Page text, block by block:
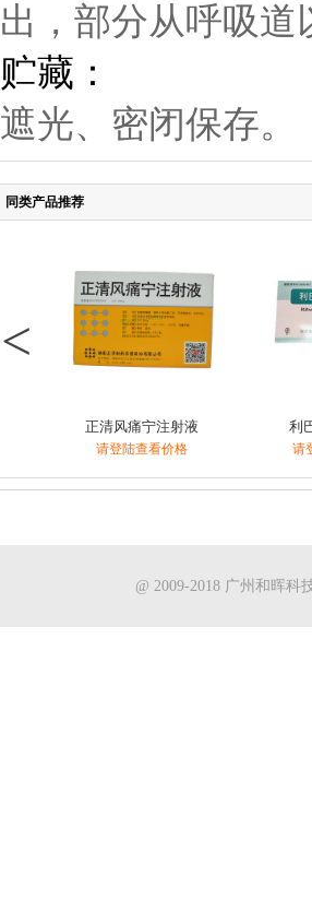
出，部分从呼吸
贮藏：
遮光、密闭保存。
同类产品推荐
<
正清风痛宁注射液
请登陆查看价格
利
请
@ 2009-2018 广州和晖